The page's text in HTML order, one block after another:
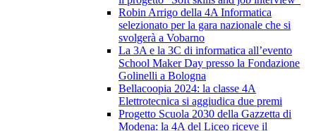
Robin Arrigo della 4A Informatica
selezionato per la gara nazionale che si
svolgerà a Vobarno
La 3A e la 3C di informatica all’evento
School Maker Day presso la Fondazione
Golinelli a Bologna
Bellacoopia 2024: la classe 4A
Elettrotecnica si aggiudica due premi
Progetto Scuola 2030 della Gazzetta di
Modena: la 4A del Liceo riceve il